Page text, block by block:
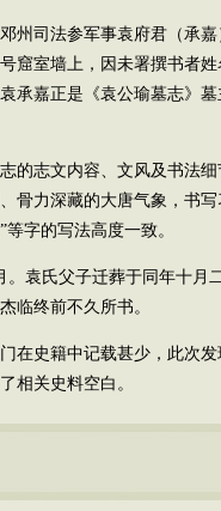
司法参军事袁府君（承嘉
窟室墙上，因未署撰书者姓
承嘉正是《袁公瑜墓志》
志文内容、文风及书法细
骨力深藏的大唐气象，书写
字的写法高度一致。
袁氏父子迁葬于同年十月
临终前不久所书。
史籍中记载甚少，此次发
相关史料空白。